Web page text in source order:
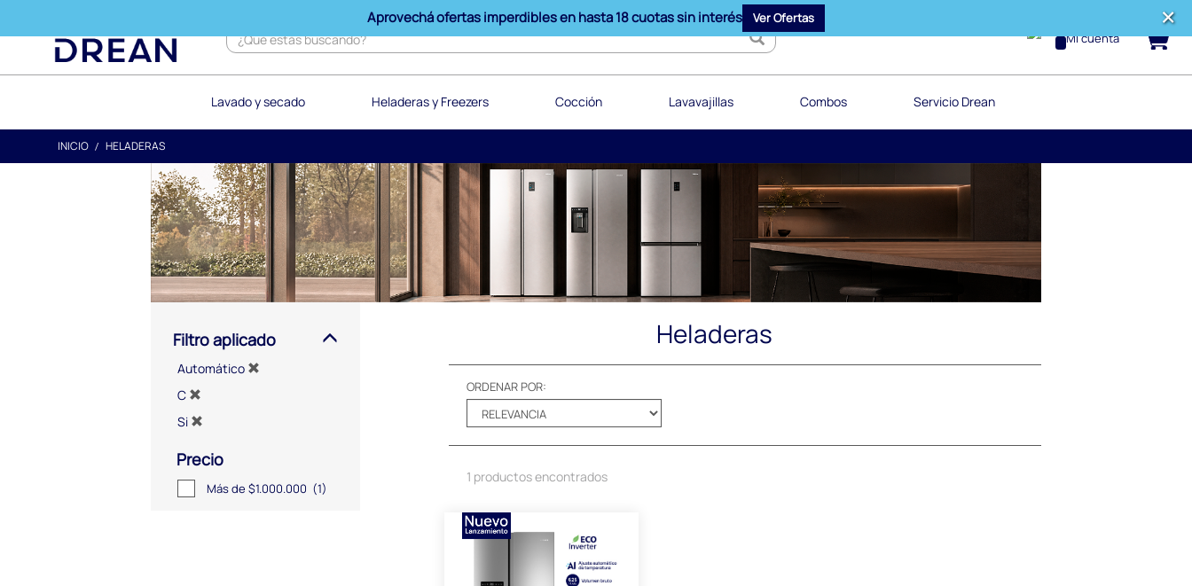
Aprovechá ofertas imperdibles en hasta 18 cuotas sin interés Ver Ofertas
Mi cuenta
0
Lavado y secado Heladeras y Freezers Cocción Lavavajillas Combos Servicio Drean
INICIO HELADERAS
Filtro aplicado
Automático
C
Si
Precio
Más de $1.000.000 (1)
Heladeras
ORDENAR POR:
1 productos encontrados